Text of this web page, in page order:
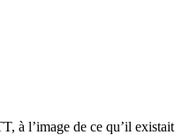
à l’image de ce qu’il existait